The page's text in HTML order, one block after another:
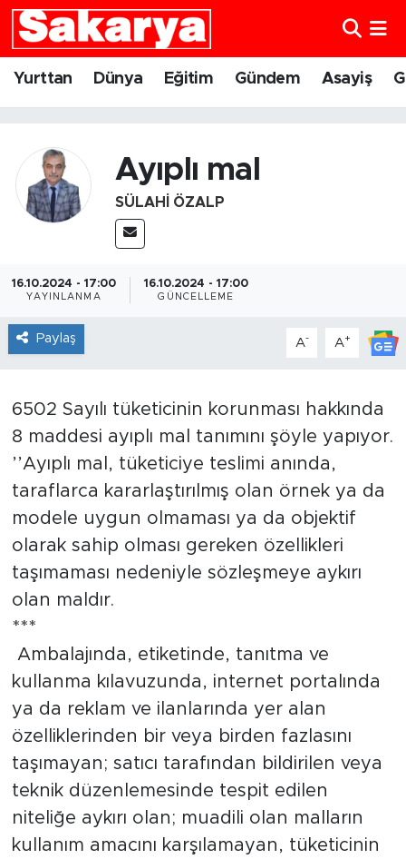
Yurttan Dünya Eğitim Gündem Asayiş
Ayıplı mal
SÜLAHI ÖZALP
16.10.2024 - 17:00
YAYINLANMA
16.10.2024 - 17:00
GÜNCELLEME
Paylaş A- A+
6502 Sayılı tüketicinin korunması hakkında
8 maddesi ayıplı mal tanımını şöyle yapıyor.
’’Ayıplı mal, tüketiciye teslimi anında,
taraflarca kararlaştırılmış olan örnek ya da
modele uygun olmaması ya da objektif
olarak sahip olması gereken özellikleri
taşımaması nedeniyle sözleşmeye aykırı
olan maldır.
***
Ambalajında, etiketinde, tanıtma ve
kullanma kılavuzunda, internet portalında
ya da reklam ve ilanlarında yer alan
özelliklerinden bir veya birden fazlasını
taşımayan; satıcı tarafından bildirilen veya
teknik düzenlemesinde tespit edilen
niteliğe aykırı olan; muadili olan malların
kullanım amacını karşılamayan, tüketicinin
Yurttan
Eğitim
Gündem
Eskişehirspor
Spor
Sağlık
Tarihçe
Resmi İlanlar
Söyleşi
Foto Şaka
Politika
Eskişehir Nöbetçi Eczaneler
Eskişehir Namaz Vakitleri
Eskişehir Trafik Yoğunluk Haritası
Süper Lig Puan Durumu ve Fikstür
Tüm Manşetler
Son Dakika Haberleri